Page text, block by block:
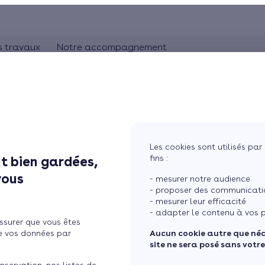
bien gardées,
que vous êtes
vos données par
Les cookies sont utilisés
fins :
- mesurer notre audience
- proposer des
- mesurer leur efficacité
- adapter le contenu à vos
Aucun cookie autre que
site ne sera posé sans
travaux
Chauffage au bois
Chauffage solaire
Thermostat connecté
Notre accompagnement
isolation phonique
le bon vitrage pour